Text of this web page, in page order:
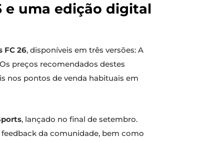
e uma edição digital
FC 26, disponíveis em três versões: A
preços recomendados destes
nos pontos de venda habituais em
, lançado no final de setembro.
da comunidade, bem como